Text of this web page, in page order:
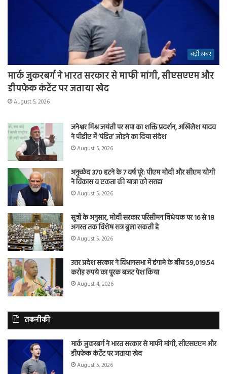
बड़ी खबर
मार्क जुकरबर्ग ने भारत सरकार से माफी मांगी, सीएसएएम और
डीपफेक कंटेंट पर जताया खेद
August 5, 2026
जनेश्वर मिश्र जयंती पर सपा का शक्ति प्रदर्शन, अखिलेश यादव
ने पीडीए में ‘पंडित’ जोड़ने का दिया संदेश
August 5, 2026
अनुच्छेद 370 हटने के 7 वर्ष पूरे: पीएम मोदी और सीएम योगी
ने विकास व एकता की यात्रा को सराहा
August 5, 2026
सूत्रों के अनुसार, मोदी सरकार परिसीमन विधेयक पर 16 से 18
अगस्त तक विशेष सत्र बुला सकती है
August 5, 2026
उत्तर प्रदेश सरकार ने विधानसभा में हंगामे के बीच 59,019.54
करोड़ रुपये का पूरक बजट पेश किया
August 4, 2026
तकनीकी
मार्क जुकरबर्ग ने भारत सरकार से माफी मांगी, सीएसएएम और
डीपफेक कंटेंट पर जताया खेद
August 5, 2026